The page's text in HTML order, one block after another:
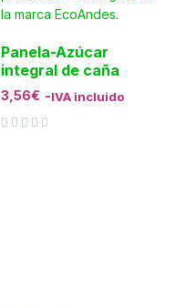
Panela-Azúcar
integral de caña
3,56€ -IVA incluido